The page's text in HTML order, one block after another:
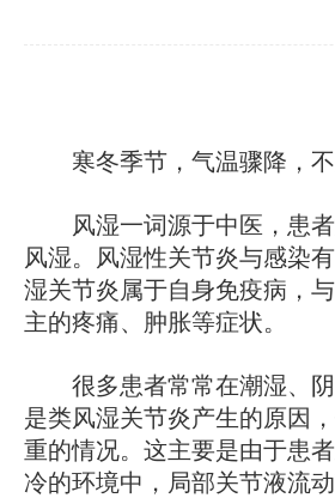
寒冬季节，气温骤降，不
风湿一词源于中医，患者
风湿。风湿性关节炎与感染
湿关节炎属于自身免疫病，
主的疼痛、肿胀等症状。
很多患者常常在潮湿、阴
是类风湿关节炎产生的原因
重的情况。这主要是由于患
冷的环境中，局部关节液流